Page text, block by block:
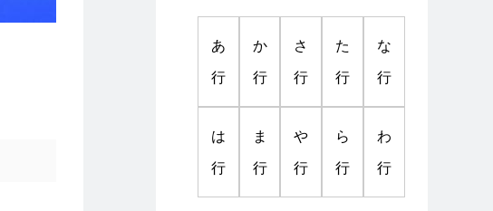
あ
行
か
行
さ
行
た
行
な
行
は
行
ま
行
や
行
ら
行
わ
行